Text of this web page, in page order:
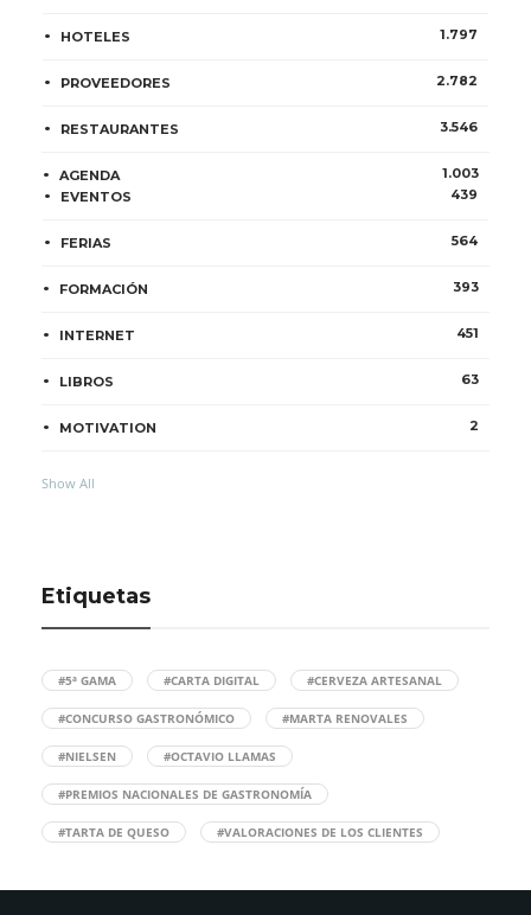
HOTELES 1.797
PROVEEDORES 2.782
RESTAURANTES 3.546
AGENDA
1.003
EVENTOS
439
FERIAS 564
FORMACIÓN 393
INTERNET 451
LIBROS 63
MOTIVATION 2
Show All
Etiquetas
#5ª GAMA #CARTA DIGITAL #CERVEZA ARTESANAL
#CONCURSO GASTRONÓMICO #MARTA RENOVALES
#NIELSEN #OCTAVIO LLAMAS
#PREMIOS NACIONALES DE GASTRONOMÍA
#TARTA DE QUESO #VALORACIONES DE LOS CLIENTES